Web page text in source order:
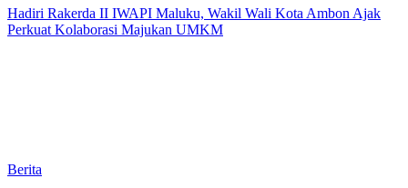
Hadiri Rakerda II IWAPI Maluku, Wakil Wali Kota Ambon Ajak
Perkuat Kolaborasi Majukan UMKM
Berita